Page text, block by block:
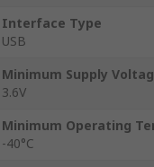
Interface Type
USB
Minimum Supply
3.6V
Minimum Operating
-40°C